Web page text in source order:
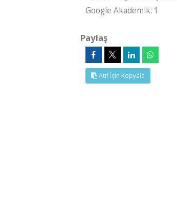
Google Akademik: 1
Paylaş
Atıf İçin Kopyala